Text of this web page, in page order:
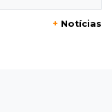
sem o nome
+ Notícias